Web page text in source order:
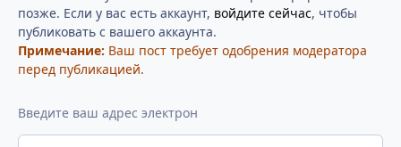
позже. Если у вас есть аккаунт, войдите сейчас, чтобы
публиковать с вашего аккаунта.
Примечание: Ваш пост требует одобрения модератора
перед публикацией.